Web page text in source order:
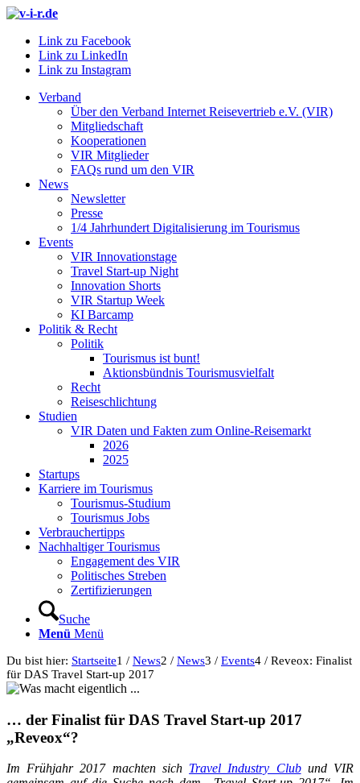
Link zu Facebook
Link zu LinkedIn
Link zu Instagram
Verband
Über den Verband Internet Reisevertrieb e.V. (VIR)
Mitgliedschaft
Kooperationen
VIR Mitglieder
FAQs rund um den VIR
News
Newsletter
Presse
1/4 Jahrhundert Digitalisierung im Tourismus
Events
VIR Innovationstage
Travel Start-up Night
Innovation Shorts
VIR Startup Week
KI Barcamp
Politik & Recht
Politik
Tourismus ist bunt!
Aktionsbündnis Tourismusvielfalt
Recht
Reiseschlichtung
Studien
VIR Daten und Fakten zum Online-Reisemarkt
2026
2025
Startups
Karriere im Tourismus
Tourismus-Studium
Tourismus Jobs
Verbrauchertipps
Nachhaltiger Tourismus
Engagement des VIR
Politisches Streben
Zertifizierungen
Suche
Menü Menü
Du bist hier: Startseite1 / News2 / News3 / Events4 / Reveox: Finalist
für DAS Travel Start-up 2017
… der Finalist für DAS Travel Start-up 2017
„Reveox“?
Im Frühjahr 2017 machten sich Travel Industry Clubund VIR